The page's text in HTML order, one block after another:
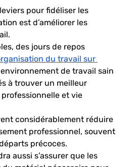
pour fidéliser les
est d’améliorer les
des jours de repos
du travail sur
de travail sain
à trouver un meilleur
et vie
considérablement réduire
professionnel, souvent
précoces.
aussi s’assurer que les